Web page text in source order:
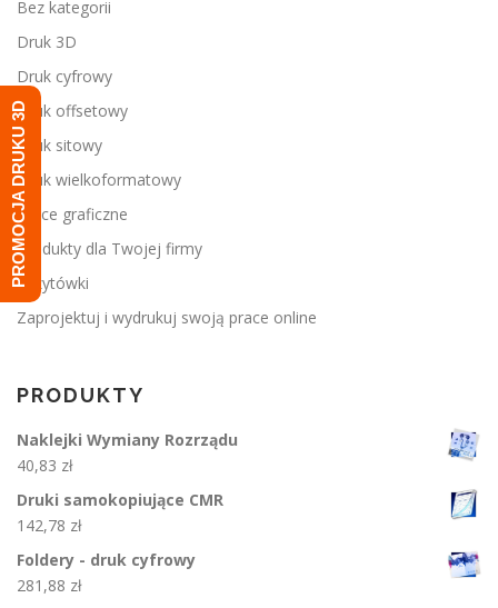
Bez kategorii
Druk 3D
Druk cyfrowy
Druk offsetowy
Druk sitowy
Druk wielkoformatowy
Prace graficzne
Produkty dla Twojej firmy
Wizytówki
Zaprojektuj i wydrukuj swoją prace online
PRODUKTY
Naklejki Wymiany Rozrządu
40,83 zł
Druki samokopiujące CMR
142,78 zł
Foldery - druk cyfrowy
281,88 zł
PROMOCJA DRUKU 3D